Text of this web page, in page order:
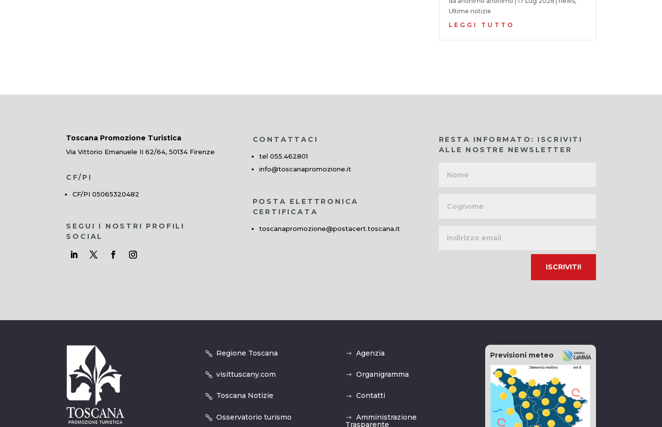
Ultime notizie
LEGGI TUTTO
Toscana Promozione Turistica
Via Vittorio Emanuele II 62/64, 50134 Firenze
CF/PI
CF/PI 05065320482
SEGUI I NOSTRI PROFILI
SOCIAL
CONTATTACI
tel 055.462801
info@toscanapromozione.it
POSTA ELETTRONICA
CERTIFICATA
toscanapromozione@postacert.toscana.it
RESTA INFORMATO: ISCRIVITI
ALLE NOSTRE NEWSLETTER
email
Regione Toscana
visittuscany.com
Toscana Notizie
Osservatorio turismo
Agenzia
Organigramma
Contatti
Amministrazione
Trasparente
Previsioni meteo